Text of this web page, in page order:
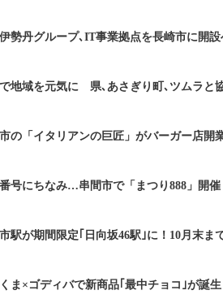
伊勢丹グループ､IT事業拠点を長崎市に開設
で地域を元気に 県､あさぎり町､ツムラと
市の「イタリアンの巨匠」がバーガー店開
番号にちなみ…串間市で「まつり888」開催
駅が期間限定｢日向坂46駅｣に！10月末ま
くま×ゴディバで新商品｢最中チョコ｣が誕生